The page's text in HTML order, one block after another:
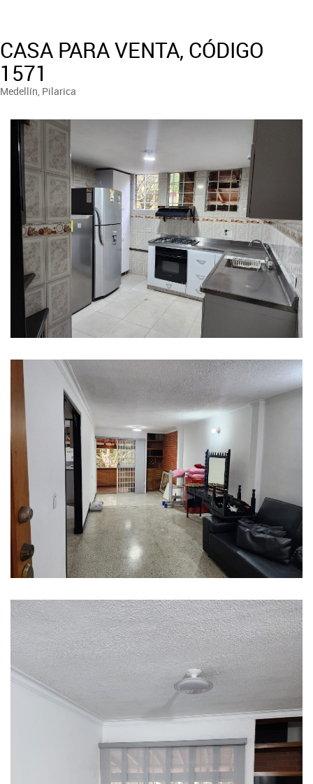
CASA PARA VENTA, CÓDIGO
1571
Medellín, Pilarica